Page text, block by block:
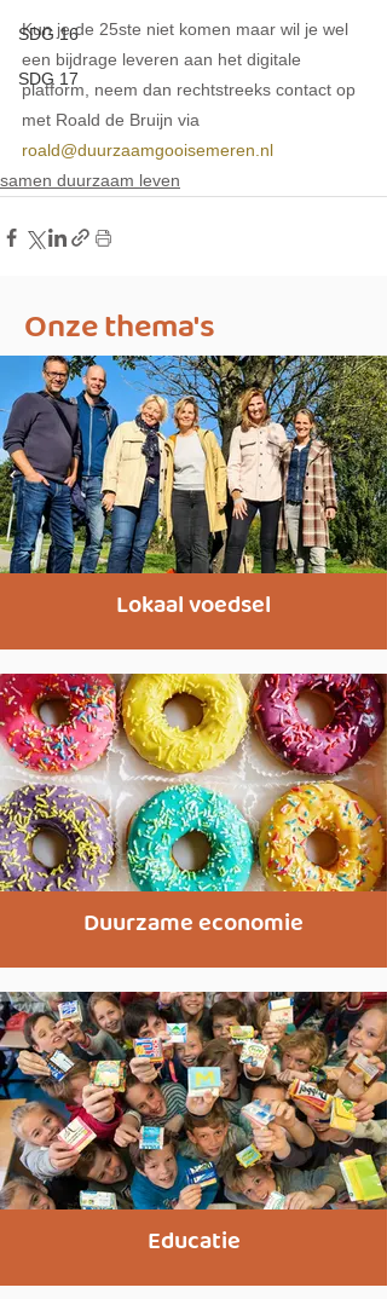
SDG 16
SDG 17
Kun je de 25ste niet komen maar wil je wel
een bijdrage leveren aan het digitale
platform, neem dan rechtstreeks contact op
met Roald de Bruijn via
roald@duurzaamgooisemeren.nl
samen duurzaam leven
Onze thema's
Lokaal voedsel
Duurzame economie
Educatie